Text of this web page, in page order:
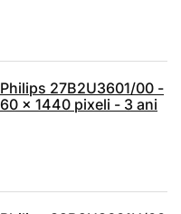
lei.
27B2U3601/00 -
x 1440 pixeli - 3 ani
lei.